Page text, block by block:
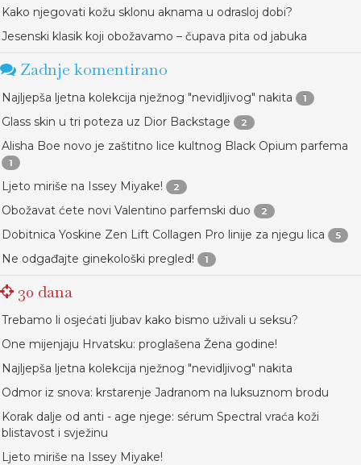
Kako njegovati kožu sklonu aknama u odrasloj dobi?
Jesenski klasik koji obožavamo – čupava pita od jabuka
Zadnje komentirano
Najljepša ljetna kolekcija nježnog "nevidljivog" nakita 1
Glass skin u tri poteza uz Dior Backstage 2
Alisha Boe novo je zaštitno lice kultnog Black Opium parfema
1
Ljeto miriše na Issey Miyake! 2
Obožavat ćete novi Valentino parfemski duo 2
Dobitnica Yoskine Zen Lift Collagen Pro linije za njegu lica 5
Ne odgađajte ginekološki pregled! 1
30 dana
Trebamo li osjećati ljubav kako bismo uživali u seksu?
One mijenjaju Hrvatsku: proglašena Žena godine!
Najljepša ljetna kolekcija nježnog "nevidljivog" nakita
Odmor iz snova: krstarenje Jadranom na luksuznom brodu
Korak dalje od anti - age njege: sérum Spectral vraća koži
blistavost i svježinu
Ljeto miriše na Issey Miyake!